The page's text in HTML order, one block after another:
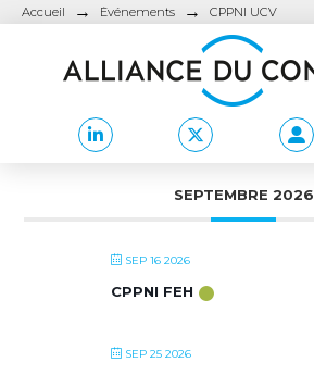
Accueil → Événements → CPPNI UCV
SEPTEMBRE 2026
SEP 16 2026
CPPNI FEH
SEP 25 2026